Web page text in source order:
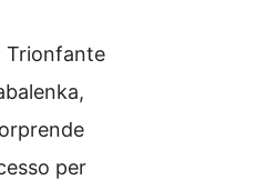
Trionfante
per